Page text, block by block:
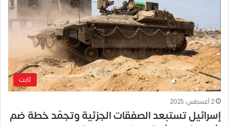
ثابت
2 أغسطس، 2025
إسرائيل تستبعد الصفقات الجزئية وتجمّد خطة ضم